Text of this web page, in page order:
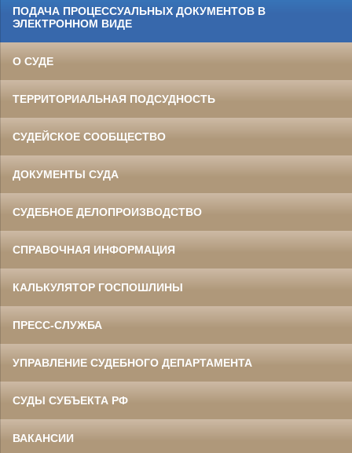
ПОДАЧА ПРОЦЕССУАЛЬНЫХ ДОКУМЕНТОВ В
ЭЛЕКТРОННОМ ВИДЕ
О СУДЕ
ТЕРРИТОРИАЛЬНАЯ ПОДСУДНОСТЬ
СУДЕЙСКОЕ СООБЩЕСТВО
ДОКУМЕНТЫ СУДА
СУДЕБНОЕ ДЕЛОПРОИЗВОДСТВО
СПРАВОЧНАЯ ИНФОРМАЦИЯ
КАЛЬКУЛЯТОР ГОСПОШЛИНЫ
ПРЕСС-СЛУЖБА
УПРАВЛЕНИЕ СУДЕБНОГО ДЕПАРТАМЕНТА
СУДЫ СУБЪЕКТА РФ
ВАКАНСИИ